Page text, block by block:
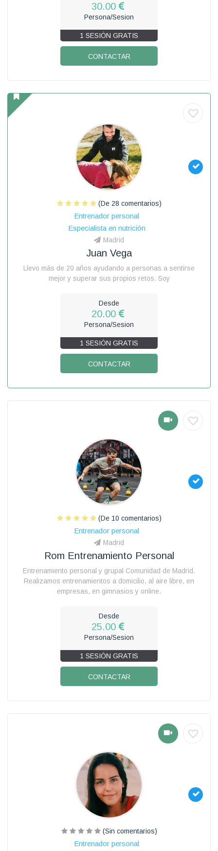
30.00
Persona/Sesion
1 SESIÓN GRATIS
CONTACTAR
(De 28 comentarios)
Entrenador personal
Especialista en nutrición
Madrid
Juan Vega
Llevo más de 20 años ayudando a personas a sentirse
mejor y superar sus propios retos. Soy
Desde
20.00
Persona/Sesion
1 SESIÓN GRATIS
CONTACTAR
(De 10 comentarios)
Entrenador personal
Madrid
Rom Entrenamiento Personal
Entrenamiento personal y grupal Comunidad de Madrid.
Realizamos entrenamientos a domicilio, al aire libre, en
empresas, en gimnasios y online.
Desde
25.00
Persona/Sesion
1 SESIÓN GRATIS
CONTACTAR
(Sin comentarios)
Entrenador personal